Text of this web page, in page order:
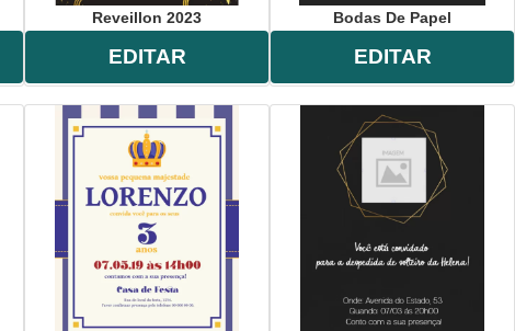
Reveillon 2023
EDITAR
Bodas De Papel
EDITAR